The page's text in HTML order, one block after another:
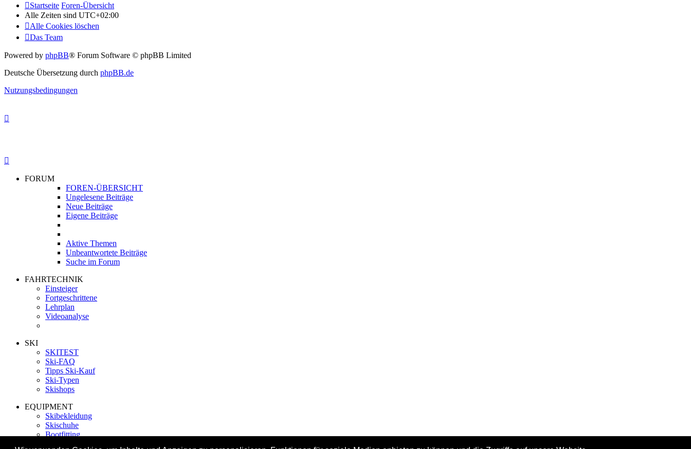
Startseite Foren-Übersicht
Alle Zeiten sind UTC+02:00
Alle Cookies löschen
Das Team
Powered by phpBB® Forum Software © phpBB Limited
Deutsche Übersetzung durch phpBB.de
Nutzungsbedingungen
FORUM
FOREN-ÜBERSICHT
Ungelesene Beiträge
Neue Beiträge
Eigene Beiträge
Aktive Themen
Unbeantwortete Beiträge
Suche im Forum
FAHRTECHNIK
Einsteiger
Fortgeschrittene
Lehrplan
Videoanalyse
SKI
SKITEST
Ski-FAQ
Tipps Ski-Kauf
Ski-Typen
Skishops
EQUIPMENT
Skibekleidung
Skischuhe
Bootfitting